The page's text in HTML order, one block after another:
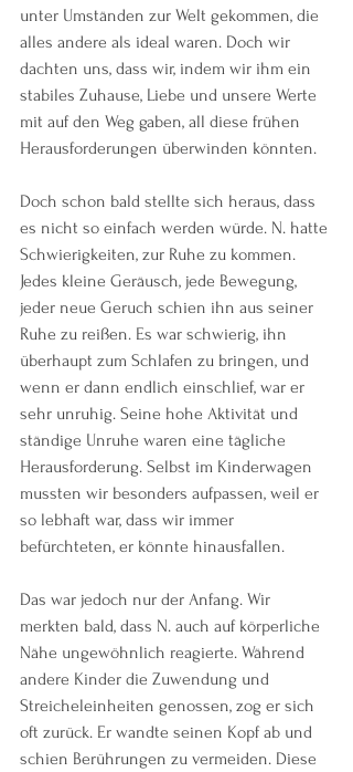
unter Umständen zur Welt gekommen, die
alles andere als ideal waren. Doch wir
dachten uns, dass wir, indem wir ihm ein
stabiles Zuhause, Liebe und unsere Werte
mit auf den Weg gaben, all diese frühen
Herausforderungen überwinden könnten.
Doch schon bald stellte sich heraus, dass
es nicht so einfach werden würde. N. hatte
Schwierigkeiten, zur Ruhe zu kommen.
Jedes kleine Geräusch, jede Bewegung,
jeder neue Geruch schien ihn aus seiner
Ruhe zu reißen. Es war schwierig, ihn
überhaupt zum Schlafen zu bringen, und
wenn er dann endlich einschlief, war er
sehr unruhig. Seine hohe Aktivität und
ständige Unruhe waren eine tägliche
Herausforderung. Selbst im Kinderwagen
mussten wir besonders aufpassen, weil er
so lebhaft war, dass wir immer
befürchteten, er könnte hinausfallen.
Das war jedoch nur der Anfang. Wir
merkten bald, dass N. auch auf körperliche
Nähe ungewöhnlich reagierte. Während
andere Kinder die Zuwendung und
Streicheleinheiten genossen, zog er sich
oft zurück. Er wandte seinen Kopf ab und
schien Berührungen zu vermeiden. Diese